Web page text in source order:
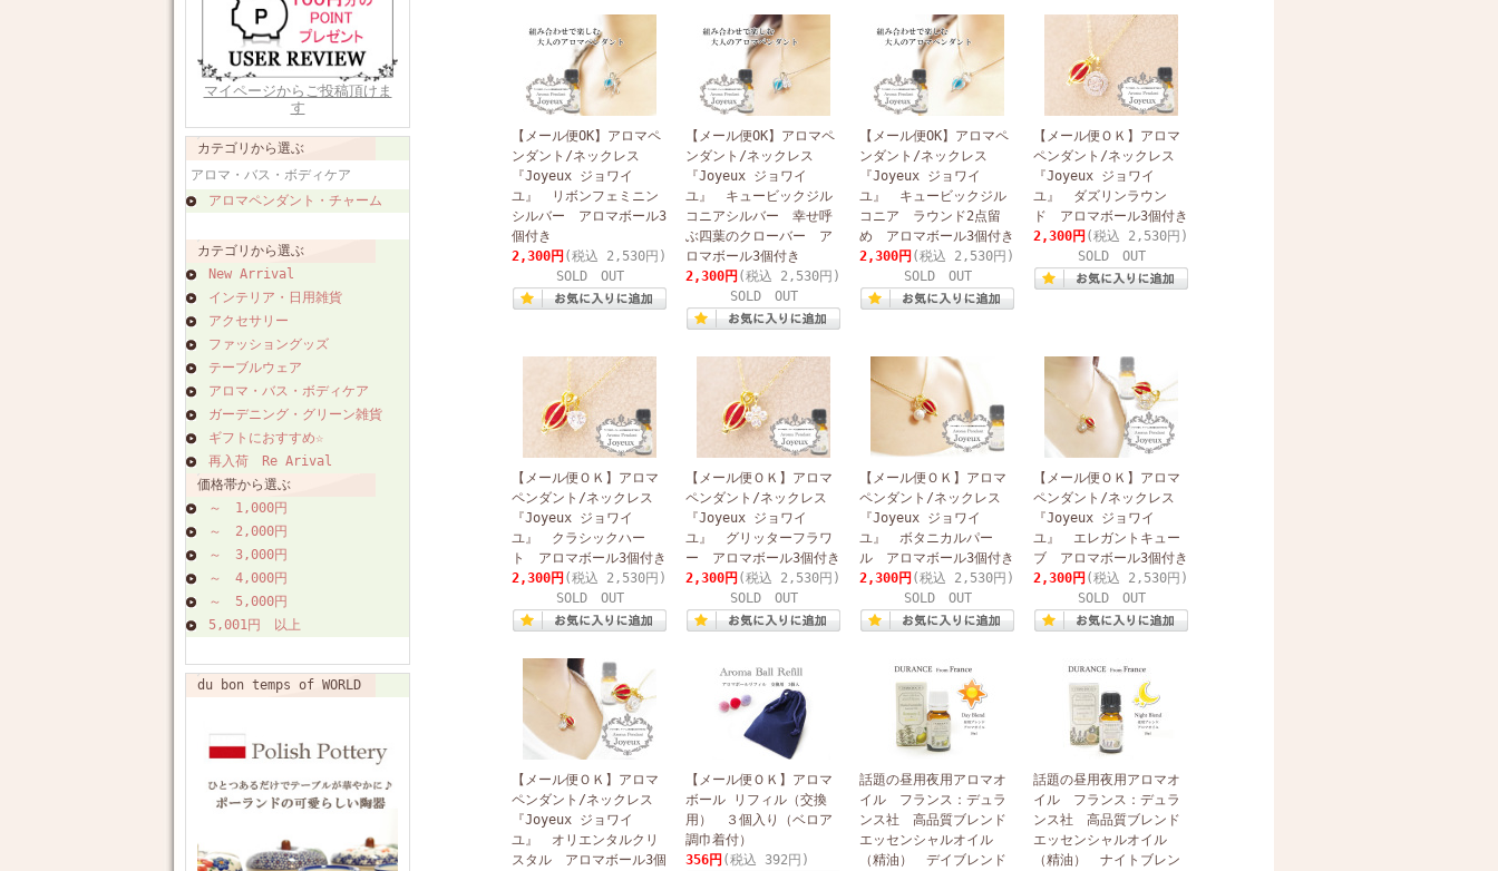
マイページからご投稿頂けま
す
カテゴリから選ぶ
アロマ・バス・ボディケア
アロマペンダント・チャーム
カテゴリから選ぶ
New Arrival
インテリア・日用雑貨
アクセサリー
ファッショングッズ
テーブルウェア
アロマ・バス・ボディケア
ガーデニング・グリーン雑貨
ギフトにおすすめ☆
再入荷 Re Arival
価格帯から選ぶ
～ 1,000円
～ 2,000円
～ 3,000円
～ 4,000円
～ 5,000円
5,001円 以上
du bon temps of WORLD
【メール便OK】アロマペ
ンダント/ネックレス
『Joyeux ジョワイ
ユ』 リボンフェミニン
シルバー アロマボール3
個付き
2,300円 (税込 2,530円)
SOLD OUT
【メール便OK】アロマペ
ンダント/ネックレス
『Joyeux ジョワイ
ユ』 キュービックジル
コニアシルバー 幸せ呼
ぶ四葉のクローバー ア
ロマボール3個付き
2,300円 (税込 2,530円)
SOLD OUT
【メール便OK】アロマペ
ンダント/ネックレス
『Joyeux ジョワイ
ユ』 キュービックジル
コニア ラウンド2点留
め アロマボール3個付き
2,300円 (税込 2,530円)
SOLD OUT
【メール便ＯＫ】アロマ
ペンダント/ネックレス
『Joyeux ジョワイ
ユ』 ダズリンラウン
ド アロマボール3個付き
2,300円 (税込 2,530円)
SOLD OUT
【メール便ＯＫ】アロマ
ペンダント/ネックレス
『Joyeux ジョワイ
ユ』 クラシックハー
ト アロマボール3個付き
2,300円 (税込 2,530円)
SOLD OUT
【メール便ＯＫ】アロマ
ペンダント/ネックレス
『Joyeux ジョワイ
ユ』 グリッターフラワ
ー アロマボール3個付き
2,300円 (税込 2,530円)
SOLD OUT
【メール便ＯＫ】アロマ
ペンダント/ネックレス
『Joyeux ジョワイ
ユ』 ボタニカルパー
ル アロマボール3個付き
2,300円 (税込 2,530円)
SOLD OUT
【メール便ＯＫ】アロマ
ペンダント/ネックレス
『Joyeux ジョワイ
ユ』 エレガントキュー
ブ アロマボール3個付き
2,300円 (税込 2,530円)
SOLD OUT
【メール便ＯＫ】アロマ
ペンダント/ネックレス
『Joyeux ジョワイ
ユ』 オリエンタルクリ
スタル アロマボール3個
【メール便ＯＫ】アロマ
ボール リフィル（交換
用） ３個入り（ベロア
調巾着付）
356円 (税込 392円)
話題の昼用夜用アロマオ
イル フランス：デュラ
ンス社 高品質ブレンド
エッセンシャルオイル
（精油） デイブレンド
話題の昼用夜用アロマオ
イル フランス：デュラ
ンス社 高品質ブレンド
エッセンシャルオイル
（精油） ナイトブレン